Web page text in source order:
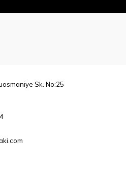
Sk. No:25